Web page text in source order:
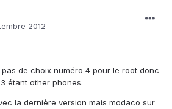
2012
de choix numéro 4 pour le root donc
étant other phones.
la dernière version mais modaco sur